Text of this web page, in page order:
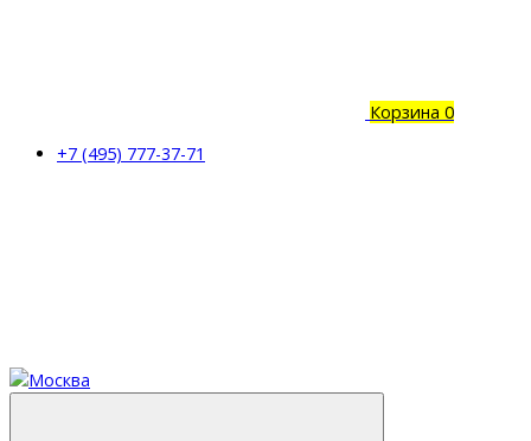
Корзина 0
+7 (495) 777-37-71